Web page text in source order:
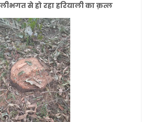
से हो रहा हरियाली का क़त्ल